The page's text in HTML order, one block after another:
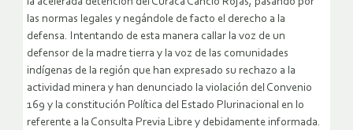
las normas legales y negándole de facto el derecho a la
defensa. Intentando de esta manera callar la voz de un
defensor de la madre tierra y la voz de las comunidades
indígenas de la región que han expresado su rechazo a la
actividad minera y han denunciado la violación del Convenio
169 y la constitución Política del Estado Plurinacional en lo
referente a la Consulta Previa Libre y debidamente informada.